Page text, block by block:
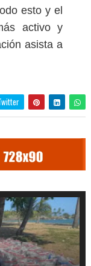
esto y el
activo y
asista a